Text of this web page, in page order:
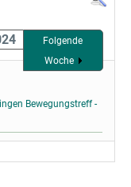
Folgende
Woche
Bewegungstreff -